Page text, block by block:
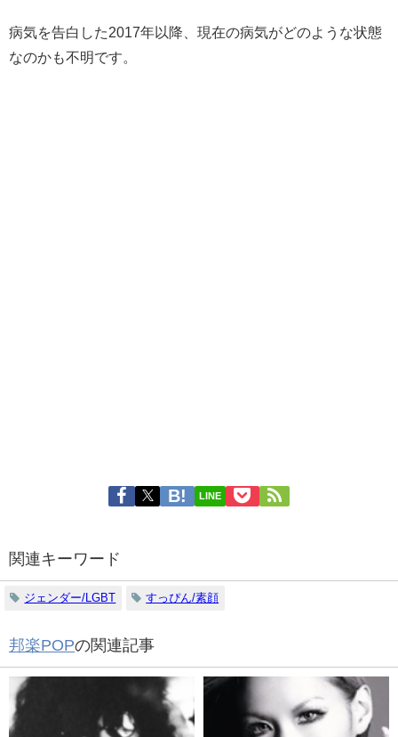
病気を告白した2017年以降、現在の病気がどのような状態
なのかも不明です。
LINE
関連キーワード
ジェンダー/LGBT すっぴん/素顔
邦楽POPの関連記事